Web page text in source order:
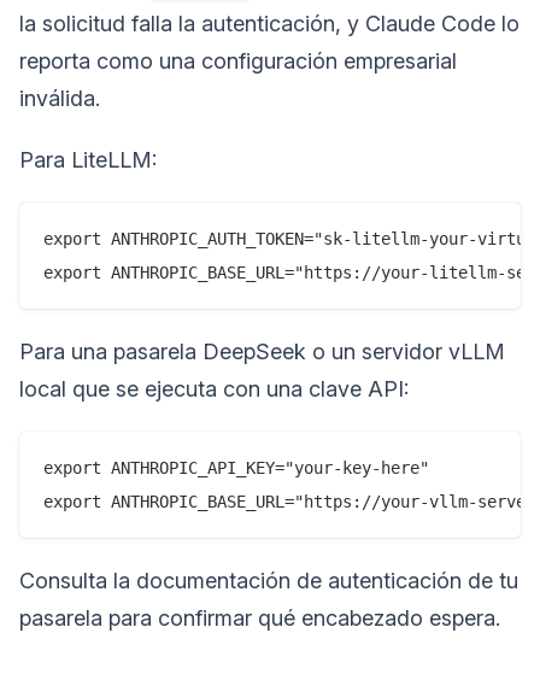
la solicitud falla la autenticación, y Claude Code lo
reporta como una configuración empresarial
inválida.
Para LiteLLM:
export ANTHROPIC_AUTH_TOKEN="sk-litellm-your-
Para una pasarela DeepSeek o un servidor vLLM
local que se ejecuta con una clave API:
export ANTHROPIC_API_KEY="your-key-here"
Consulta la documentación de autenticación de tu
pasarela para confirmar qué encabezado espera.